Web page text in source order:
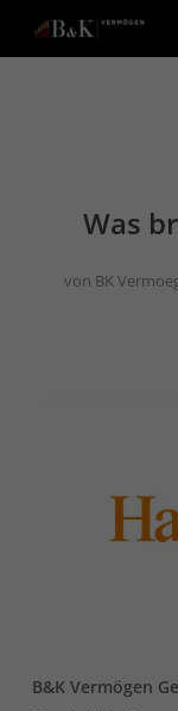
Was
von BK
B&K Vermögen